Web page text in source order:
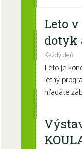
Leto
dotyk
Každý deň
Leto je
letný
hľadáte